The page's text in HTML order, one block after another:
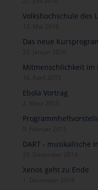
Volkshochschule des
Das neue
Mitmenschlichkeit im
Ebola Vortrag
DART - musikalische
Xenos geht zu Ende